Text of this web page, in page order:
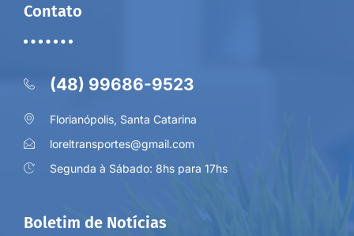
Contato
(48) 99686-9523
Florianópolis, Santa Catarina
loreltransportes@gmail.com
Segunda à Sábado: 8hs para 17hs
Boletim de Notícias